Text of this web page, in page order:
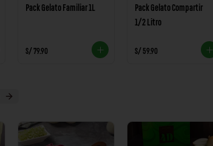
Pack Gelato Familiar 1L
S/ 79.90
Pack Gelato Compartir
1/2 Litro
S/ 59.90